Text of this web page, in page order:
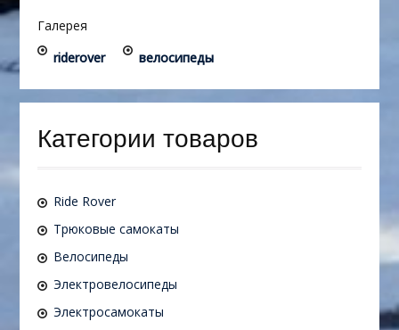
Галерея
riderover
велосипеды
Категории товаров
Ride Rover
Трюковые самокаты
Велосипеды
Электровелосипеды
Электросамокаты